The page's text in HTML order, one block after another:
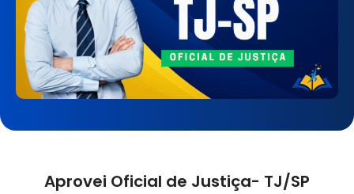
Aprovei Oficial de Justiça- TJ/SP